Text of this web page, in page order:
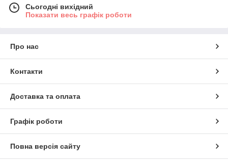
Сьогодні вихідний
Показати весь графік роботи
Про нас
Контакти
Доставка та оплата
Графік роботи
Повна версія сайту